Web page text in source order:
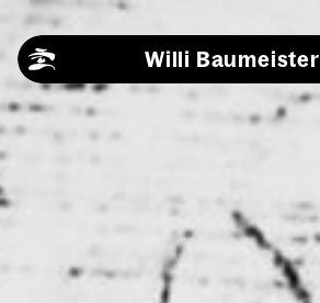
Skip to content
Willi Baumeister